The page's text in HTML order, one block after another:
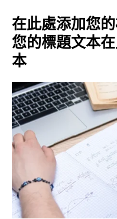
在此處添加您
您的標題文本
本